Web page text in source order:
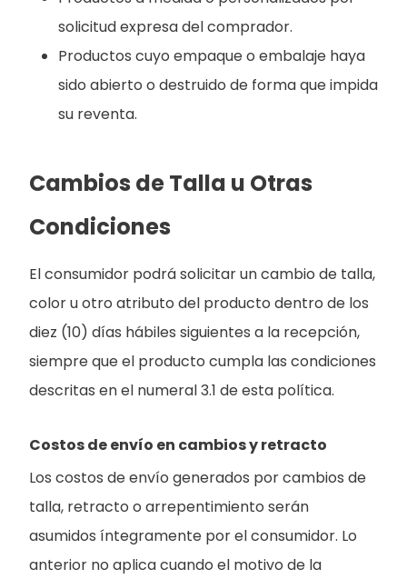
solicitud expresa del comprador.
Productos cuyo empaque o embalaje haya
sido abierto o destruido de forma que impida
su reventa.
Cambios de Talla u Otras
Condiciones
El consumidor podrá solicitar un cambio de talla,
color u otro atributo del producto dentro de los
diez (10) días hábiles siguientes a la recepción,
siempre que el producto cumpla las condiciones
descritas en el numeral 3.1 de esta política.
Costos de envío en cambios y retracto
Los costos de envío generados por cambios de
talla, retracto o arrepentimiento serán
asumidos íntegramente por el consumidor. Lo
anterior no aplica cuando el motivo de la